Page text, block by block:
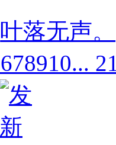
叶落无声。
678910...